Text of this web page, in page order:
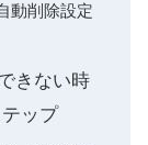
動削除設定
きない時
ップ